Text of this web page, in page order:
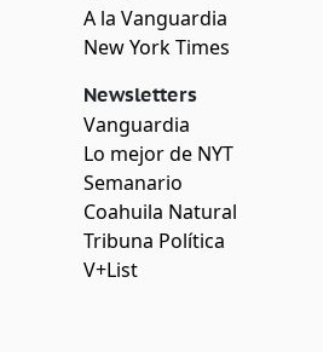
A la Vanguardia
New York Times
Newsletters
Vanguardia
Lo mejor de NYT
Semanario
Coahuila Natural
Tribuna Política
V+List